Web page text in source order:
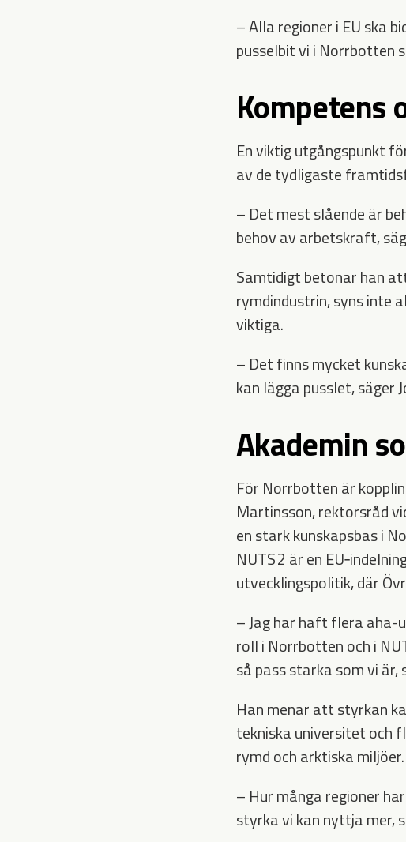
– Alla regioner i EU ska
pusselbit vi i Norrbotten
Kompetens
En viktig utgångspunkt
av de tydligaste
– Det mest slående är
behov av arbetskraft,
Samtidigt betonar han
rymdindustrin, syns inte
viktiga.
– Det finns mycket
kan lägga pusslet, säger
Akademin
För Norrbotten är
Martinsson, rektorsråd
en stark kunskapsbas i
NUTS 2 är en
utvecklingspolitik, där
– Jag har haft flera aha-
roll i Norrbotten och i
så pass starka som vi är,
Han menar att styrkan
tekniska universitet och
rymd och arktiska miljöer.
– Hur många regioner
styrka vi kan nyttja mer,